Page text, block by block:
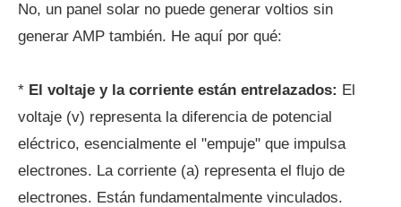
No, un panel solar no puede generar voltios sin
generar AMP también. He aquí por qué:
* El voltaje y la corriente están entrelazados: El
voltaje (v) representa la diferencia de potencial
eléctrico, esencialmente el "empuje" que impulsa
electrones. La corriente (a) representa el flujo de
electrones. Están fundamentalmente vinculados.